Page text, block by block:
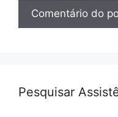
Pesquisar